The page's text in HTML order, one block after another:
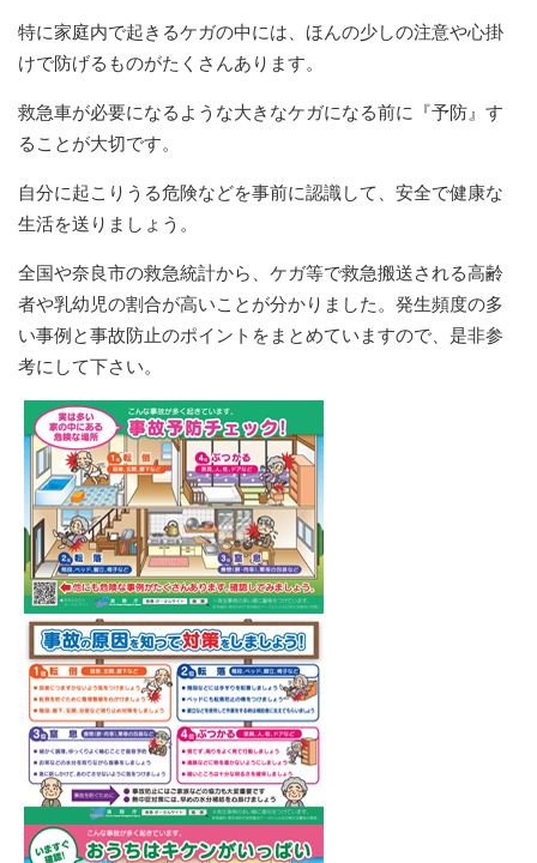
特に家庭内で起きるケガの中には、ほんの少しの注意や心掛
けで防げるものがたくさんあります。
救急車が必要になるような大きなケガになる前に『予防』す
ることが大切です。
自分に起こりうる危険などを事前に認識して、安全で健康な
生活を送りましょう。
全国や奈良市の救急統計から、ケガ等で救急搬送される高齢
者や乳幼児の割合が高いことが分かりました。発生頻度の多
い事例と事故防止のポイントをまとめていますので、是非参
考にして下さい。